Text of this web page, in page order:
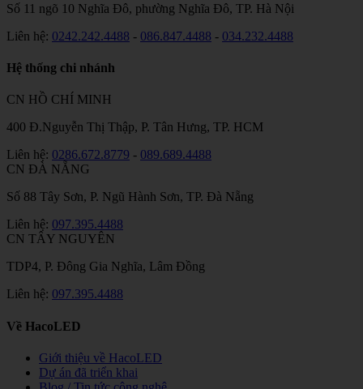
Số 11 ngõ 10 Nghĩa Đô, phường Nghĩa Đô, TP. Hà Nội
Liên hệ: 0242.242.4488 - 086.847.4488 - 034.232.4488
Hệ thống chi nhánh
CN HỒ CHÍ MINH
400 Đ.Nguyễn Thị Thập, P. Tân Hưng, TP. HCM
Liên hệ: 0286.672.8779 - 089.689.4488
CN ĐÀ NẴNG
Số 88 Tây Sơn, P. Ngũ Hành Sơn, TP. Đà Nẵng
Liên hệ: 097.395.4488
CN TÂY NGUYÊN
TDP4, P. Đông Gia Nghĩa, Lâm Đồng
Liên hệ: 097.395.4488
Về HacoLED
Giới thiệu về HacoLED
Dự án đã triển khai